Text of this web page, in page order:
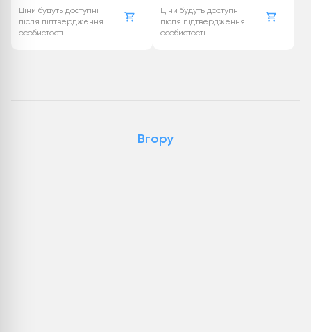
Ціни будуть доступні
після підтвердження
особистості
Ціни будуть доступні
після підтвердження
особистості
Вгору